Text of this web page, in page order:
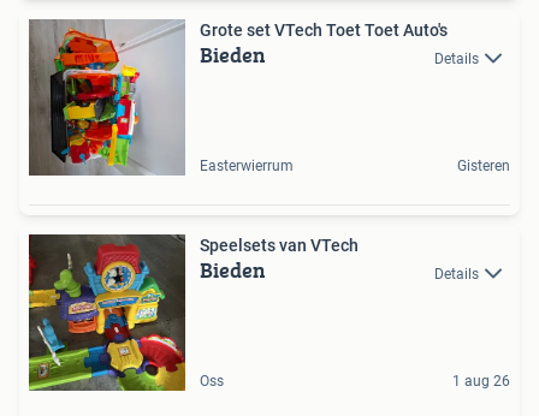
Grote set VTech Toet Toet Auto's
Bieden Details
Easterwierrum Gisteren
Speelsets van VTech
Bieden Details
Oss 1 aug 26